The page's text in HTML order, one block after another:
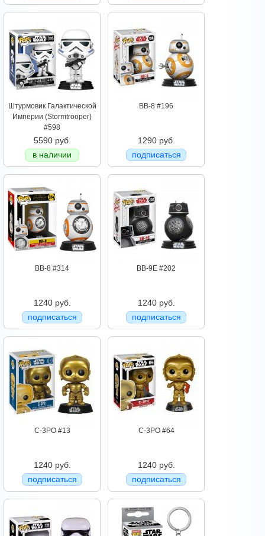
Штурмовик Галактической
Империи (Stormtrooper)
#598
5590 руб.
в наличии
BB-8 #196
1290 руб.
подписаться
BB-8 #314
1240 руб.
подписаться
BB-9E #202
1240 руб.
подписаться
C-3PO #13
1240 руб.
подписаться
C-3PO #64
1240 руб.
подписаться